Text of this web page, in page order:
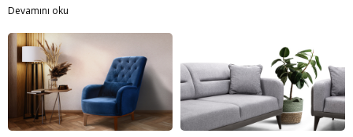
Devamını oku